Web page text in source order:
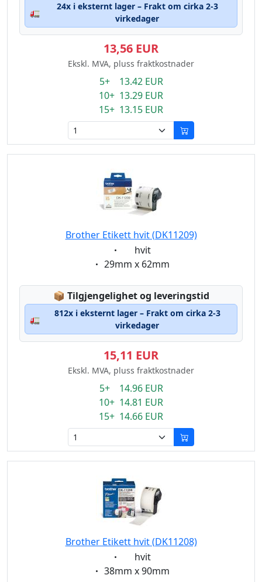
🚛
24x i eksternt lager – Frakt om cirka 2-3
virkedager
13,56 EUR
Ekskl. MVA, pluss fraktkostnader
5+ 13.42 EUR
10+ 13.29 EUR
15+ 13.15 EUR
Brother Etikett hvit (DK11209)
Eigenschaft:
hvit
Eigenschaft:
29mm x 62mm
📦 Lagerstatus:
Tilgjengelighet og leveringstid
🚛
812x i eksternt lager – Frakt om cirka 2-3
virkedager
15,11 EUR
Ekskl. MVA, pluss fraktkostnader
5+ 14.96 EUR
10+ 14.81 EUR
15+ 14.66 EUR
Brother Etikett hvit (DK11208)
Eigenschaft:
hvit
Eigenschaft:
38mm x 90mm